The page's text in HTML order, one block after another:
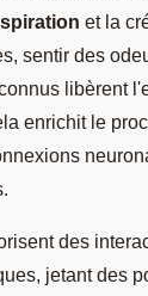
et la
sentir des
libèrent
enrichit le
des
jetant des